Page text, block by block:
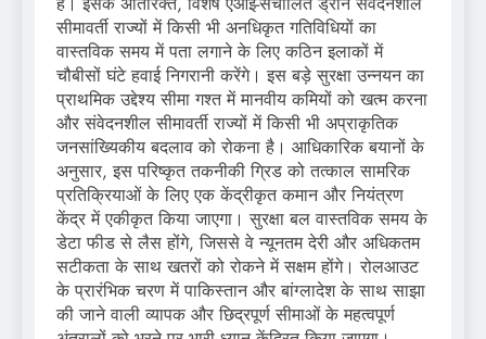
सीमावर्ती राज्यों में किसी भी अनधिकृत गतिविधियों का
वास्तविक समय में पता लगाने के लिए कठिन इलाकों में
चौबीसों घंटे हवाई निगरानी करेंगे। इस बड़े सुरक्षा उन्नयन का
प्राथमिक उद्देश्य सीमा गश्त में मानवीय कमियों को खत्म करना
और संवेदनशील सीमावर्ती राज्यों में किसी भी अप्राकृतिक
जनसांख्यिकीय बदलाव को रोकना है। आधिकारिक बयानों के
अनुसार, इस परिष्कृत तकनीकी ग्रिड को तत्काल सामरिक
प्रतिक्रियाओं के लिए एक केंद्रीकृत कमान और नियंत्रण
केंद्र में एकीकृत किया जाएगा। सुरक्षा बल वास्तविक समय के
डेटा फीड से लैस होंगे, जिससे वे न्यूनतम देरी और अधिकतम
सटीकता के साथ खतरों को रोकने में सक्षम होंगे। रोलआउट
के प्रारंभिक चरण में पाकिस्तान और बांग्लादेश के साथ साझा
की जाने वाली व्यापक और छिद्रपूर्ण सीमाओं के महत्वपूर्ण